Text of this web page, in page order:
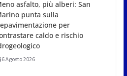
di Marcinelle diventi